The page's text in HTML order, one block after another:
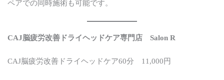
ペアでの同時施術も可能です。
CAJ脳疲労改善ドライヘッドケア専門店 Salon R
CAJ脳疲労改善ドライヘッドケア60分 11,000円